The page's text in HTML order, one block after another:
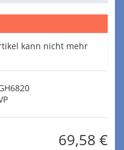
kann nicht mehr
69,58 €